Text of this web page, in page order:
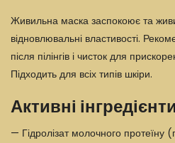
Живильна маска заспокоює та
відновлювальні властивості.
після пілінгів і чисток для
Підходить для всіх типів шкіри.
Активні інгредієнти
— Гідролізат молочного протеїну